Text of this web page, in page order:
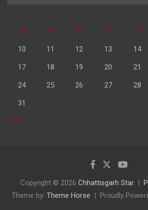
3 4 5 6 7
10 11 12 13 14
17 18 19 20 21
24 25 26 27 28
31
« Jul
Copyright © 2026 Chhattisgarh Star
Theme by: Theme Horse Proudly